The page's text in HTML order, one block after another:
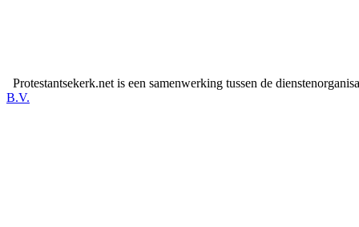
Protestantsekerk.net is een samenwerking tussen de
B.V.